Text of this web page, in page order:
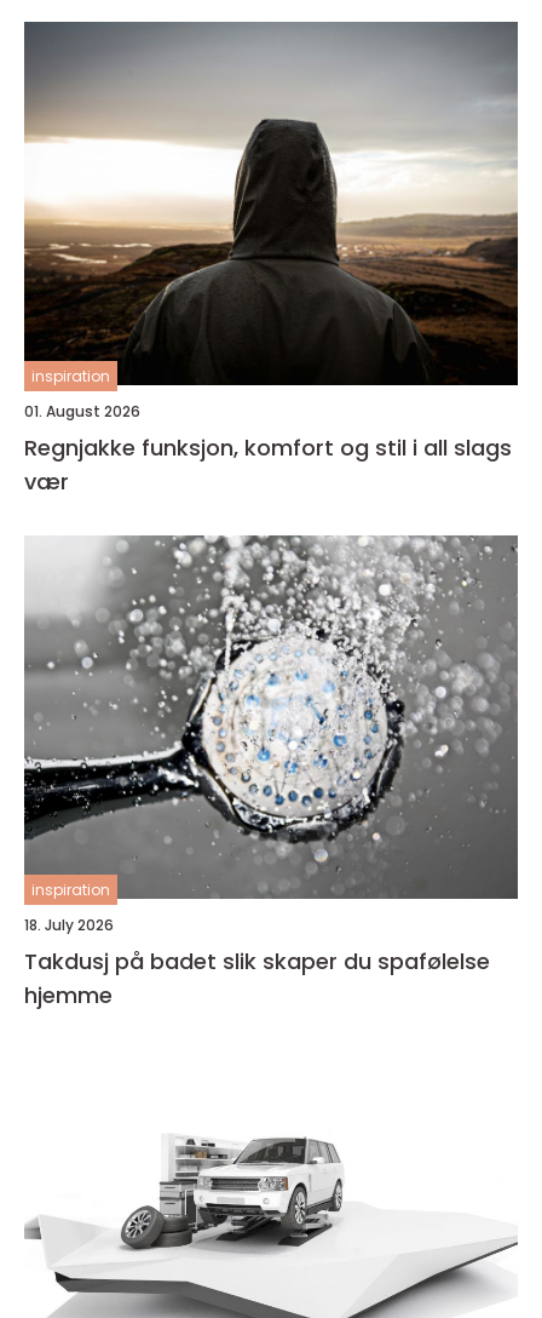
inspiration
01. August 2026
Regnjakke funksjon, komfort og stil i all slags
vær
inspiration
18. July 2026
Takdusj på badet slik skaper du spafølelse
hjemme